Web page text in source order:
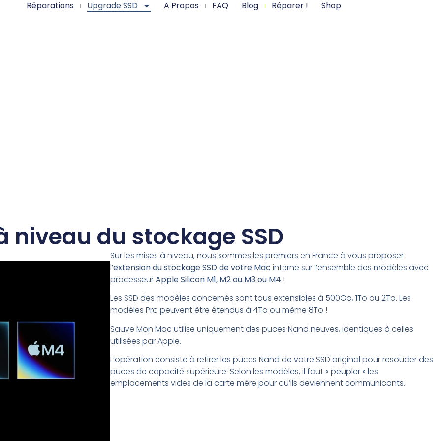
Réparations Upgrade SSD A Propos FAQ Blog Réparer ! Shop
niveau du stockage SSD
Sur les mises à niveau, nous sommes les premiers en France à vous proposer
l’extension du stockage SSD de votre Mac interne surl’ensemble des modèles avec
processeurApple Silicon M1, M2 ou M3ou M4 !
Les SSD des modèles concernés sont tous extensibles à 500Go, 1To ou 2To. Les
modèles Pro peuvent être étendus à 4To ou même 8To !
Sauve Mon Mac utilise uniquement des puces Nand neuves, identiques à celles
utilisées par Apple.
L’opération consiste à retirer les puces Nand de votre SSD original pour resouder des
puces de capacité supérieure. Selon les modèles, il faut « peupler » les
emplacements vides de la carte mère pour qu’ils deviennent communicants.